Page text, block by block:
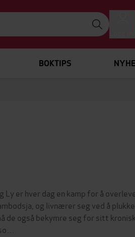
BOKTIPS
er hver dag en kamp for å
og livnærer seg ved å plukke
de også bekymre seg for sitt